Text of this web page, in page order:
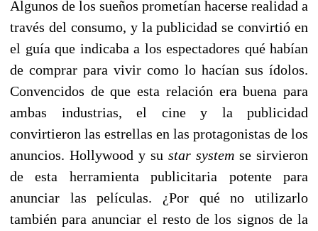
Algunos de los sueños prometían hacerse realidad a
través del consumo, y la publicidad se convirtió en
el guía que indicaba a los espectadores qué habían
de comprar para vivir como lo hacían sus ídolos.
Convencidos de que esta relación era buena para
ambas industrias, el cine y la publicidad
convirtieron las estrellas en las protagonistas de los
anuncios. Hollywood y su star system se sirvieron
de esta herramienta publicitaria potente para
anunciar las películas. ¿Por qué no utilizarlo
también para anunciar el resto de los signos de la